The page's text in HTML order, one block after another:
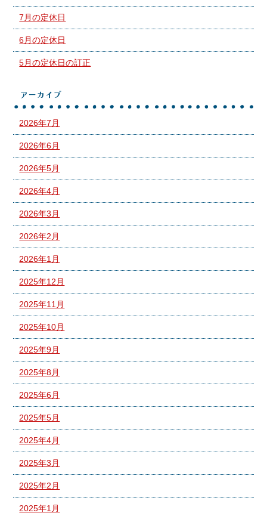
7月の定休日
6月の定休日
5月の定休日の訂正
アーカイブ
2026年7月
2026年6月
2026年5月
2026年4月
2026年3月
2026年2月
2026年1月
2025年12月
2025年11月
2025年10月
2025年9月
2025年8月
2025年6月
2025年5月
2025年4月
2025年3月
2025年2月
2025年1月